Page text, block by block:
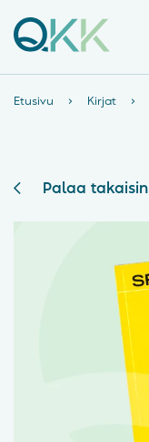
Etusivu › Kirjat ›
Palaa takaisin